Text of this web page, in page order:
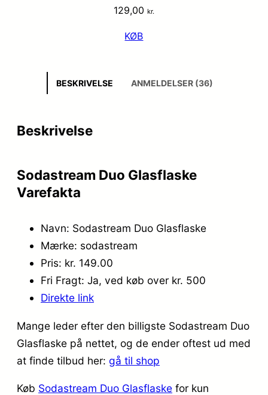
129,00 kr.
KØB
BESKRIVELSE ANMELDELSER (36)
Beskrivelse
Sodastream Duo Glasflaske
Varefakta
Navn: Sodastream Duo Glasflaske
Mærke: sodastream
Pris: kr. 149.00
Fri Fragt: Ja, ved køb over kr. 500
Direkte link
Mange leder efter den billigste Sodastream Duo
Glasflaske på nettet, og de ender oftest ud med
at finde tilbud her: gå til shop
Køb Sodastream Duo Glasflaske for kun